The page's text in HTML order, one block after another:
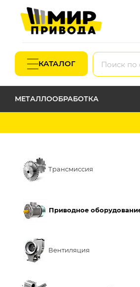
КАТАЛОГ
МЕТАЛЛООБРАБОТКА
Трансмиссия
Приводное
Вентиляция